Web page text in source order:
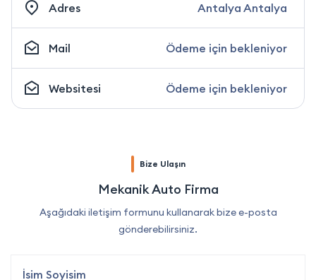
Adres Antalya Antalya
Mail Ödeme için bekleniyor
Websitesi Ödeme için bekleniyor
Bize Ulaşın
Mekanik Auto Firma
Aşağıdaki iletişim formunu kullanarak bize e-posta
gönderebilirsiniz.